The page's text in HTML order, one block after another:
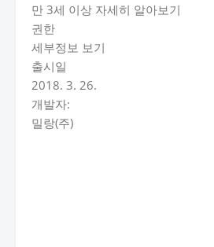
만 3세 이상 자세히 알아보기
권한
세부정보 보기
출시일
2018. 3. 26.
개발자:
밀랑(주)